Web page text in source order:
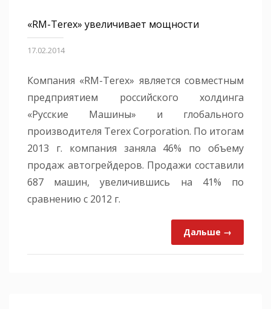
«RM-Terex» увеличивает мощности
17.02.2014
Компания «RM-Terex» является совместным
предприятием российского холдинга
«Русские Машины» и глобального
производителя Terex Corporation. По итогам
2013 г. компания заняла 46% по объему
продаж автогрейдеров. Продажи составили
687 машин, увеличившись на 41% по
сравнению с 2012 г.
Дальше →